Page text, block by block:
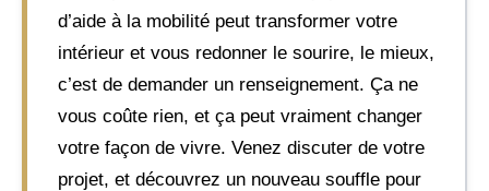
d’aide à la mobilité peut transformer votre
intérieur et vous redonner le sourire, le mieux,
c’est de demander un renseignement. Ça ne
vous coûte rien, et ça peut vraiment changer
votre façon de vivre. Venez discuter de votre
projet, et découvrez un nouveau souffle pour